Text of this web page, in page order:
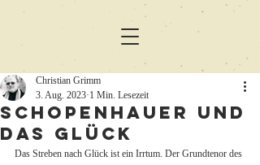
Schopenhauer und
das Glück
Christian Grimm
3. Aug. 2023 1 Min. Lesezeit
Das Streben nach Glück ist ein Irrtum. Der Grundtenor des